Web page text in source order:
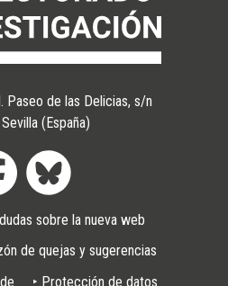
Paseo de las Delicias, s/n
(España)
sobre la nueva web
de quejas y sugerencias
‣ Protección de datos